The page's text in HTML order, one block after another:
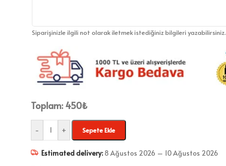
Siparişinizle ilgili not olarak iletmek istediğiniz bilgileri yazabilirsiniz.
Toplam: 450₺
- + Sepete Ekle
Estimated delivery: 8 Ağustos 2026 – 10 Ağustos 2026